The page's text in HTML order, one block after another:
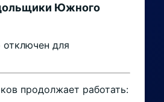
Южного
для
продолжает работать: